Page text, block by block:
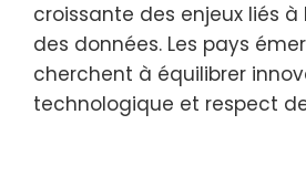
croissante des enjeux liés
des données. Les pays
cherchent à équilibrer
technologique et respect